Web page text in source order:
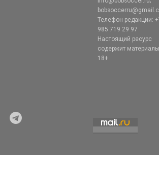
Телефон редакции:
985 719 29 97
Настоящий ресурс
содержит
18+